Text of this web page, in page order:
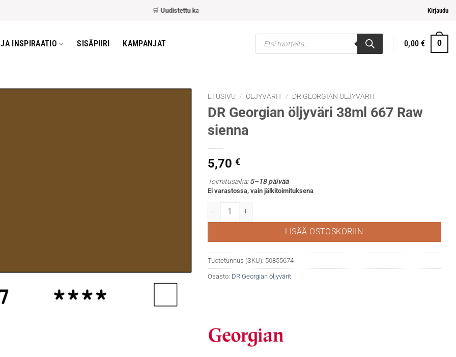
Uudistettu kassa– nopeampi ja helpompi maksaminen Kirjaudu
INSPIRAATIO SISÄPIIRI KAMPANJAT
Products
search
0,00€ 0
ETUSIVU / ÖLJYVÄRIT / DR GEORGIAN ÖLJYVÄRIT
DR Georgian öljyväri 38ml 667 Raw
sienna
5,70 €
Toimitusaika:5–18 päivää
Ei varastossa, vain jälkitoimituksena
DR Georgian öljyväri 38ml 667 Raw sienna määrä
LISÄÄ OSTOSKORIIN
Tuotetunnus (SKU): 50855674
Osasto: DR Georgian öljyvärit